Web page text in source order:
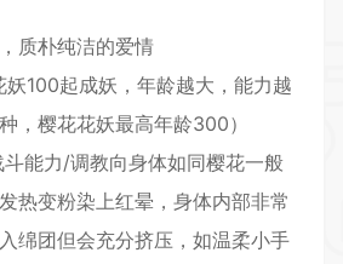
质朴纯洁的爱情
妖100起成妖，年龄越大，能力越
，樱花花妖最高年龄300）
能力/调教向身体如同樱花一般
热变粉染上红晕，身体内部非常
绵团但会充分挤压，如温柔小手